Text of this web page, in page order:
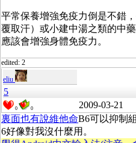
平常保養增強免疫力倒是不錯
覆取汗）或小建中湯之類的中
應該會增強身體免疫力。
edited: 2
eliu
5
0 0 2009-03-21
裏面也有說維他命B6可以抑制
6好像對我沒什麼用。